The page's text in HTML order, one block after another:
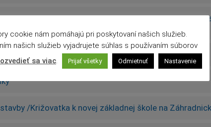
o začatí územného konania a nariadenie ústneho
parc. Č. 4790/175,parc. Č. 4790/199
/Križovatka k novej základnej škole na
cookie nám pomáhajú pri poskytovaní našich služieb.
našich služieb vyjadrujete súhlas s používaním súborov
sa viac Prijať všetky Odmietnuť Nastavenie